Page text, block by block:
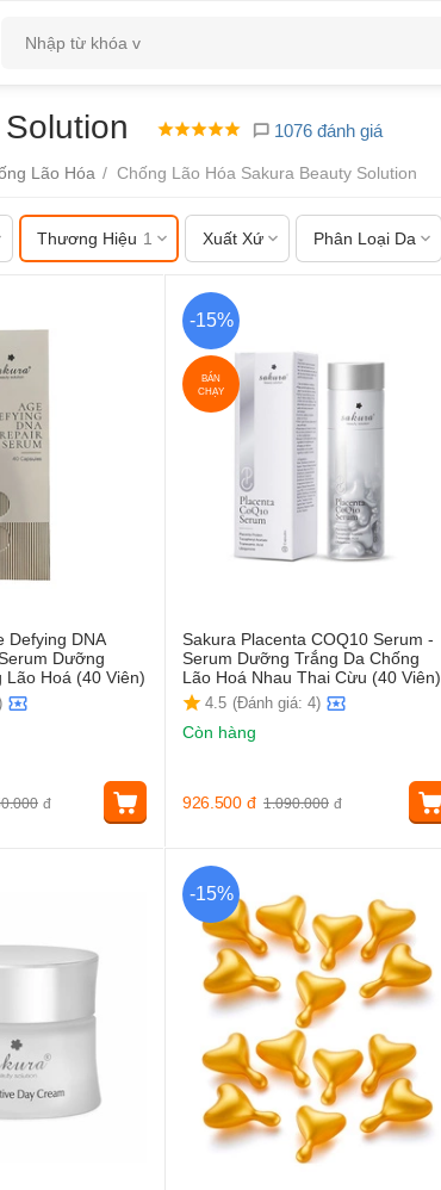
1076 đánh giá
Lão Hóa / Chống Lão Hóa Sakura Beauty Solution
Thương Hiệu 1 Xuất Xứ Phân Loại Da
Defying DNA
Dưỡng
Lão Hoá (40 Viên)
đ
-15%
BÁN
CHẠY
Sakura Placenta COQ10 Serum -
Serum Dưỡng Trắng Da Chống
Lão Hoá Nhau Thai Cừu (40 Viên)
4.5 (Đánh giá: 4)
Còn hàng
1.090.000 đ
926.500 đ
-15%